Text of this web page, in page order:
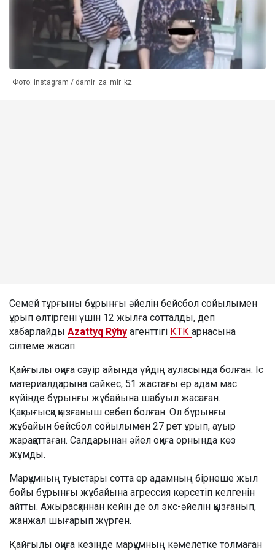
Фото: instagram / damir_za_mir_kz
Семей тұрғыны бұрынғы әйелін бейсбол сойылымен
ұрып өлтіргені үшін 12 жылға сотталды, деп
хабарлайды Azattyq Rýhy агенттігі КТК арнасына
сілтеме жасап.
Қайғылы оқиға сәуір айында үйдің ауласында болған. Іс
материалдарына сәйкес, 51 жастағы ер адам мас
күйінде бұрынғы жұбайына шабуыл жасаған.
Қақтығысқа қызғаныш себеп болған. Ол бұрынғы
жұбайын бейсбол сойылымен 27 рет ұрып, ауыр
жарақаттаған. Салдарынан әйел оқиға орнында көз
жұмды.
Марқұмның туыстары сотта ер адамның бірнеше жыл
бойы бұрынғы жұбайына агрессия көрсетіп келгенін
айтты. Ажырасқаннан кейін де ол экс-әйелін қызғанып,
жанжал шығарып жүрген.
Қайғылы оқиға кезінде марқұмның кәмелетке толмаған